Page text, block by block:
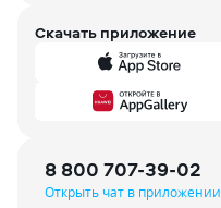
Скачать приложение
8 800 707-39-02
Открыть чат в приложении